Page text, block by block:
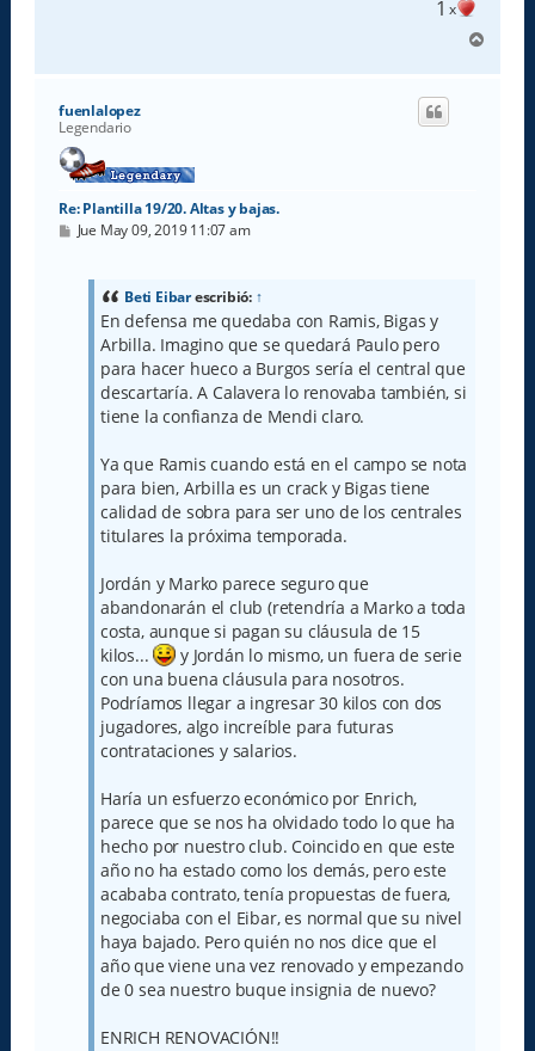
1 x
r
fuenlalopez
Legendario
Re: Plantilla 19/20. Altas y bajas.
M
Jue May 09, 2019 11:07 am
Beti Eibarescribió: ↑
En defensa me quedaba con Ramis, Bigas y
Arbilla. Imagino que se quedará Paulo pero
para hacer hueco a Burgos sería el central que
descartaría. A Calavera lo renovaba también, si
tiene la confianza de Mendi claro.
Ya que Ramis cuando está en el campo se nota
para bien, Arbilla es un crack y Bigas tiene
calidad de sobra para ser uno de los centrales
titulares la próxima temporada.
Jordán y Marko parece seguro que
abandonarán el club (retendría a Marko a toda
costa, aunque si pagan su cláusula de 15
kilos...
y Jordán lo mismo, un fuera de serie
con una buena cláusula para nosotros.
Podríamos llegar a ingresar 30 kilos con dos
jugadores, algo increíble para futuras
contrataciones y salarios.
Haría un esfuerzo económico por Enrich,
parece que se nos ha olvidado todo lo que ha
hecho por nuestro club. Coincido en que este
año no ha estado como los demás, pero este
acababa contrato, tenía propuestas de fuera,
negociaba con el Eibar, es normal que su nivel
haya bajado. Pero quién no nos dice que el
año que viene una vez renovado y empezando
de 0 sea nuestro buque insignia de nuevo?
ENRICH RENOVACIÓN!!